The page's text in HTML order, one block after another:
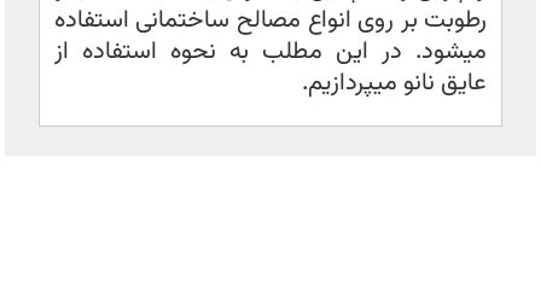
رطوبت بر روی انواع مصالح ساختمانی استفاده
میشود. در این مطلب به نحوه استفاده از
عایق نانو میپردازیم.